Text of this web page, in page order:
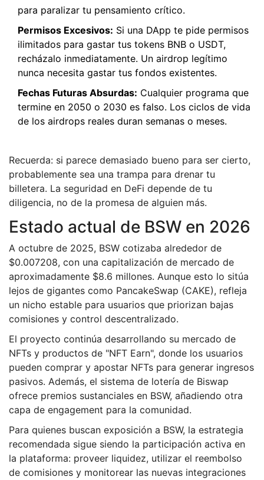
para paralizar tu pensamiento crítico.
Permisos Excesivos: Si una DApp te pide permisos
ilimitados para gastar tus tokens BNB o USDT,
recházalo inmediatamente. Un airdrop legítimo
nunca necesita gastar tus fondos existentes.
Fechas Futuras Absurdas: Cualquier programa que
termine en 2050 o 2030 es falso. Los ciclos de vida
de los airdrops reales duran semanas o meses.
Recuerda: si parece demasiado bueno para ser cierto,
probablemente sea una trampa para drenar tu
billetera. La seguridad en DeFi depende de tu
diligencia, no de la promesa de alguien más.
Estado actual de BSW en 2026
A octubre de 2025, BSW cotizaba alrededor de
$0.007208, con una capitalización de mercado de
aproximadamente $8.6 millones. Aunque esto lo sitúa
lejos de gigantes como PancakeSwap (CAKE), refleja
un nicho estable para usuarios que priorizan bajas
comisiones y control descentralizado.
El proyecto continúa desarrollando su mercado de
NFTs y productos de "NFT Earn", donde los usuarios
pueden comprar y apostar NFTs para generar ingresos
pasivos. Además, el sistema de lotería de Biswap
ofrece premios sustanciales en BSW, añadiendo otra
capa de engagement para la comunidad.
Para quienes buscan exposición a BSW, la estrategia
recomendada sigue siendo la participación activa en
la plataforma: proveer liquidez, utilizar el reembolso
de comisiones y monitorear las nuevas integraciones